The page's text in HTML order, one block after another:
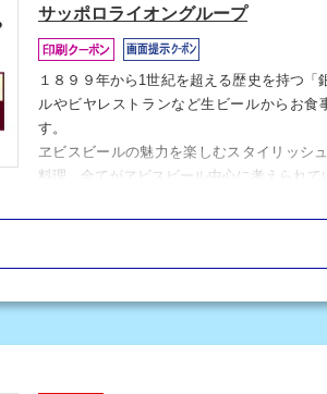
サッポロライオングループ
１８９９年から1世紀を超える歴史を持つ
ルやビヤレストランなど生ビールからお
す。
ヱビスビールの魅力を楽しむスタイリッシ
料理、全てがヱビスビール中心に考えられて
感じる個室が中心。全国から取り寄せた厳